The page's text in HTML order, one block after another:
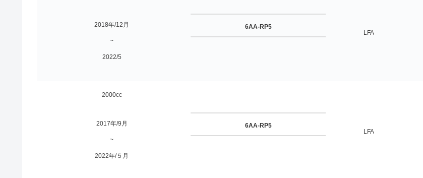
2018年/12月
~
2022/5
6AA-RP5
LFA
2000cc
2017年/9月
~
2022年/５月
6AA-RP5
LFA